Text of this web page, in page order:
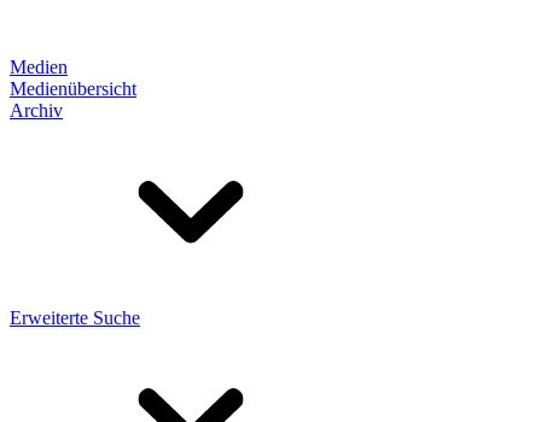
Medien
Medienübersicht
Archiv
Erweiterte Suche